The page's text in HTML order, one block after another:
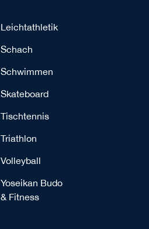
Leichtathletik
Schach
Schwimmen
Skateboard
Tischtennis
Triathlon
Volleyball
Yoseikan Budo
& Fitness